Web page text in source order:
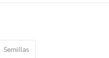
Semillas